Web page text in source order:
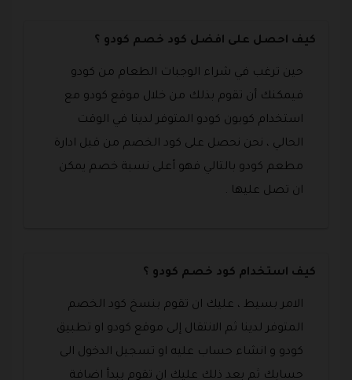
كيف احصل على افضل كود خصم كودو ؟
حين ترغب في شراء الوجبات الطعام من كودو
فيمكنك أن تقوم بذلك من خلال موقع كودو مع
استخدام كوبون كودو المتوفر لدينا في الوقت
الحالي ، نحن نحصل على كود الخصم من قبل ادارة
مطعم كودو بالتالي فهو أعلى نسبة خصم يمكن
ان تصل عليها .
كيف استخدام كود خصم كودو ؟
الامر بسيط ، عليك ان تقوم بنسخ كود الخصم
المتوفر لدينا ثم الانتقال إلى موقع كودو او تطبيق
كودو و انشاء حساب عليه او تسجيل الدخول الى
حسابك ثم بعد ذلك عليك ان تقوم ببدأ اضافة